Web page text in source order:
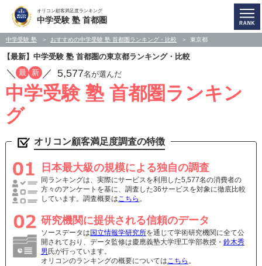
オリコン顧客満足度ランキング
中学受験 塾 首都圏
中学受験 塾 おすすめの中学受験 塾 首都圏ランキング・比較 東京都
【最新】中学受験 塾 首都圏の東京都ランキング・比較
／ 最 新 ／ 5,577名が選んだ
中学受験 塾 首都圏ランキン
グ
オリコン顧客満足度調査の特徴
日本最大級の規模による独自の調査
同ランキングは、実際にサービスを利用した5,577名の消費者の
方々のアンケートを基に、調査した36サービスを対象に徹底比較
しています。調査概要はこちら 。
研究機関に提供される信頼のデータ
ソースデータは 国立情報学研究所を通じて学術研究機関に全て公
開されており、データ監修は慶應義塾大学理工学部教授・ 鈴木秀
男 氏が行っています。
オリコンのランキングの概要についてはこちら 。